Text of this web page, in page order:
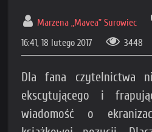
Marzena „Mavea” Surowiec
16:41, 18 lutego 2017
3448
Dla fana czytelnictwa
ekscytującego i
wiadomość o